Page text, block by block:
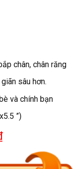
chân, chân răng
sâu hơn.
và chính bạn
”)